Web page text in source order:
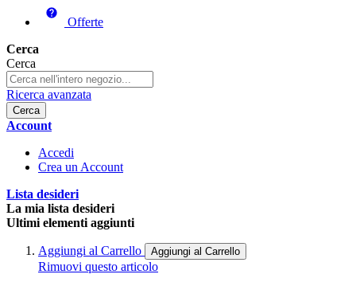
Offerte
Cerca
Cerca
Ricerca avanzata
Cerca
Account
Accedi
Crea un Account
Lista desideri
La mia lista desideri
Ultimi elementi aggiunti
Aggiungi al Carrello Aggiungi al Carrello
Rimuovi questo articolo